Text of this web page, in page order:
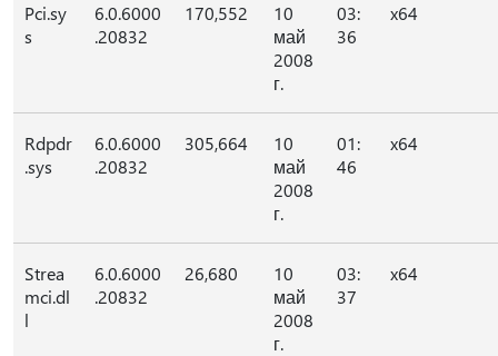
Pci.sy
s
6.0.6000
.20832
170,552
10
май
2008
г.
03:
36
x64
Rdpdr
.sys
6.0.6000
.20832
305,664
10
май
2008
г.
01:
46
x64
Strea
mci.dl
l
6.0.6000
.20832
26,680
10
май
2008
г.
03:
37
x64